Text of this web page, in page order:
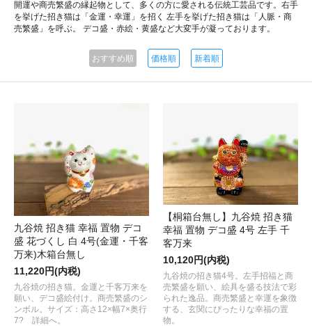
開運や商売繁盛の縁起物として、多くの方に愛される伝統工芸品です。右手
を挙げた招き猫は「金運・幸運」を招く 左手を挙げた招き猫は「人脈・商
売繁盛」を呼ぶ。 デコ盛・赤絵・黄盛など大変手が凝っております。
おすすめ順 価格順 新着順
九谷焼 招き猫 幸福 置物 デコ
盛 花づくし 白 4号(金運・千客
万来)木箱台無し
11,220円(内税)
九谷焼の招き猫。金運と千客万来を
願い、デコ盛絵付け。商売繁盛のシ
ンボル。サイズ：高さ12×幅7×奥行
7? 詳細へ。
【桐箱台無し】九谷焼 招き猫
幸福 置物 デコ盛 4号 左手 千
客万来
10,120円(内税)
九谷焼の招き猫4号。左手招福と商
売繁盛を願い、絵具を盛る技法で彩
られた逸品。商売繁盛と幸運を象徴
する、玄関にぴったりな幸福の置
物。